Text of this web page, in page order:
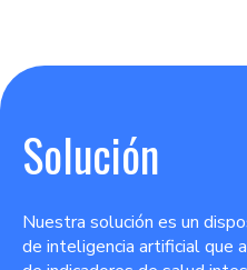
Solución
Nuestra solución es un
de inteligencia artificial que